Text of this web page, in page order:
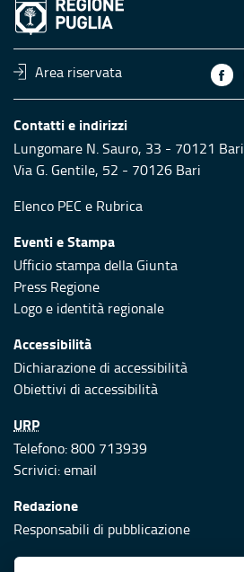
Area riservata
Contatti e indirizzi
Lungomare N. Sauro, 33 - 70121 Bari
Via G. Gentile, 52 - 70126 Bari
Elenco PEC e Rubrica
Eventi e Stampa
Ufficio stampa della Giunta
Press Regione
Logo e identità regionale
Accessibilità
Dichiarazione di accessibilità
Obiettivi di accessibilità
URP
Telefono: 800 713939
Scrivici:email
Redazione
Responsabili di pubblicazione
Protezione civile